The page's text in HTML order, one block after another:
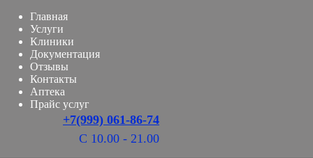
Главная
Услуги
Клиники
Документация
Отзывы
Контакты
Аптека
Прайс услуг
+7(999) 061-86-74
С 10.00 - 21.00